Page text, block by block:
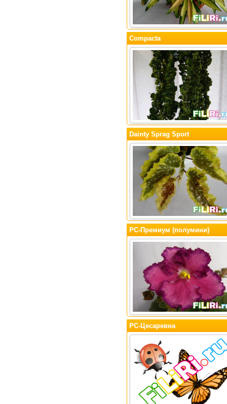
Compacta
Dainty Sprag Sport
РС-Премиум (полумини)
РС-Цесаревна